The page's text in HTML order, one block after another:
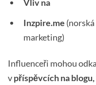
Vliv na
Inzpire.me
marketing)
Influenceři mohou
vpříspěvcích na